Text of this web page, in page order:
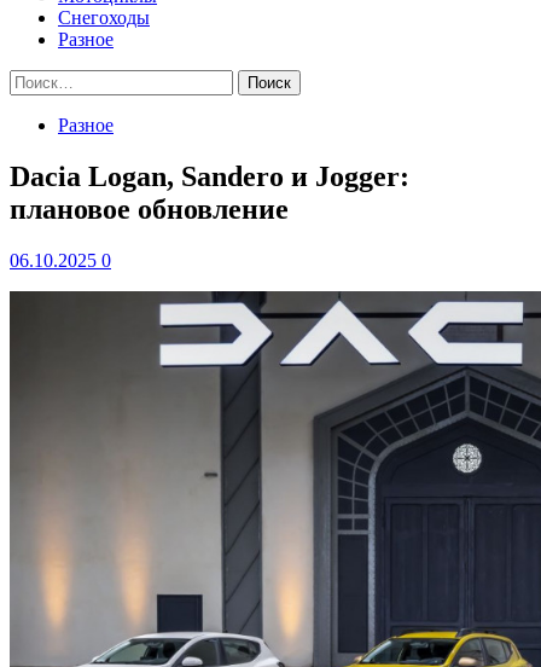
Снегоходы
Разное
Найти:
Разное
Dacia Logan, Sandero и Jogger:
плановое обновление
06.10.2025 0